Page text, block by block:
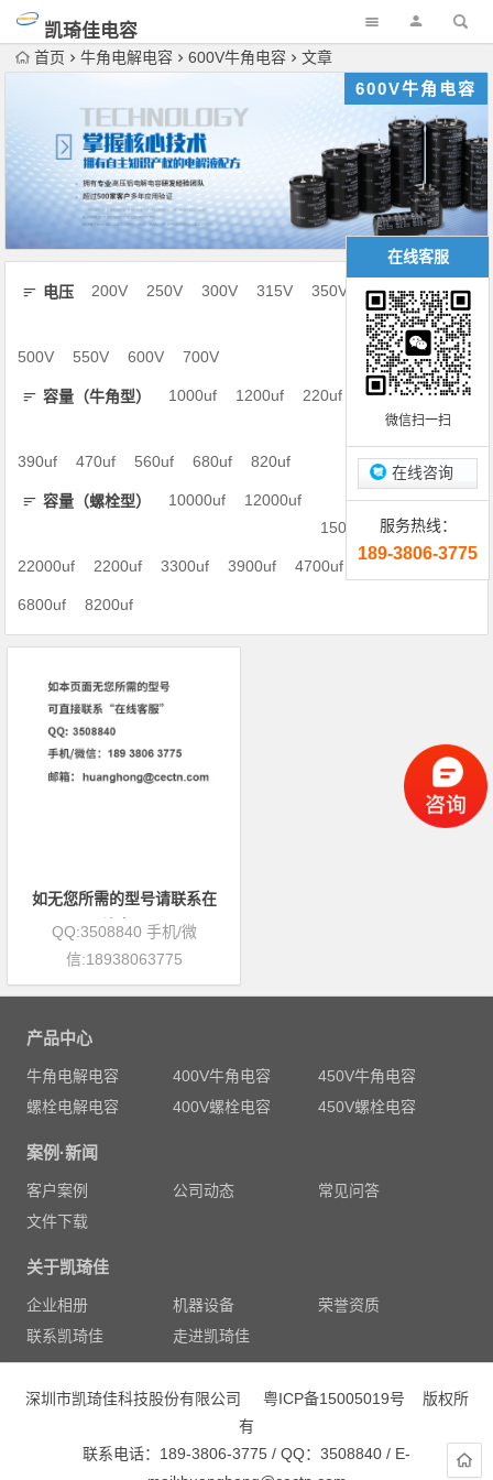
凯琦佳电容
首页 牛角电解电容 600V牛角电容 文章
600V牛角电容
电压 200V 250V 300V 315V
350V
400V
450V
500V 550V 600V 700V
容量（牛角型） 1000uf 1200uf
220uf
270uf
330uf
390uf 470uf 560uf 680uf 820uf
容量（螺栓型） 10000uf
12000uf
15000uf
18000uf
22000uf 2200uf 3300uf 3900uf 4700uf
6800uf 8200uf
如无您所需的型号请联系在
线客服
QQ:3508840 手机/微
信:18938063775
产品中心
牛角电解电容 400V牛角电容
450V牛角电容
螺栓电解电容
400V螺栓电容 450V螺栓电容
案例·新闻
客户案例 公司动态
常见问答
文件下载
关于凯琦佳
企业相册 机器设备
荣誉资质
联系凯琦佳
走进凯琦佳
深圳市凯琦佳科技股份有限公司 粤ICP备15005019号 版权所
有
联系电话：189-3806-3775 / QQ：3508840 / E-
在线客服
微信扫一扫
在线咨询
服务热线：
189-3806-3775